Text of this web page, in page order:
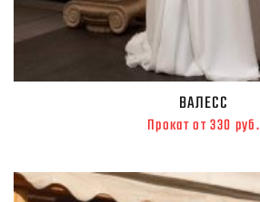
ВАЛЕСС
Прокат от 330 руб.